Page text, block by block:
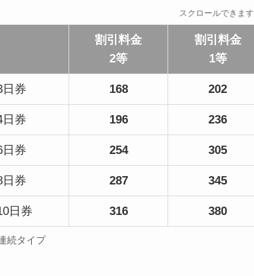
スクロールできます
割引料金
2等
割引料金
1等
日券 168 202
日券 196 236
日券 254 305
日券 287 345
日券 316 380
タイプ